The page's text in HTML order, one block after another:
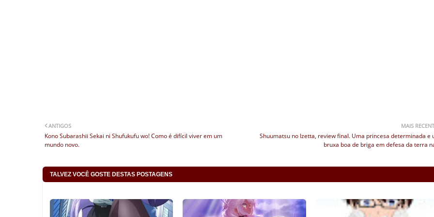
MAIS
Shuumatsu no Izetta, review final. Uma princesa determinada e
bruxa boa de briga em defesa da terra
ANTIGOS
Kono Subarashii Sekai ni Shufukufu wo! Como é difícil viver em um
mundo novo.
TALVEZ VOCÊ GOSTE DESTAS POSTAGENS